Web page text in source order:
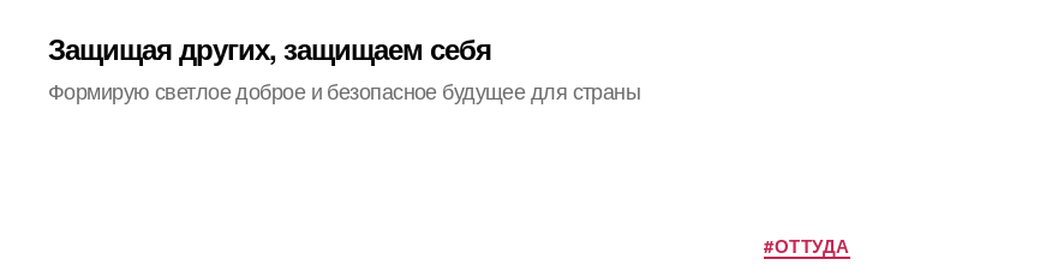
Защищая других, защищаем себя
Формирую светлое доброе и безопасное будущее для страны
Рубрики
#ОТТУДА